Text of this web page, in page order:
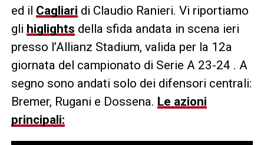
ed il Cagliari di Claudio Ranieri. Vi riportiamo
gli higlights della sfida andata in scena ieri
presso l’Allianz Stadium, valida per la 12a
giornata del campionato di Serie A 23-24 . A
segno sono andati solo dei difensori centrali:
Bremer, Rugani e Dossena. Le azioni
principali: